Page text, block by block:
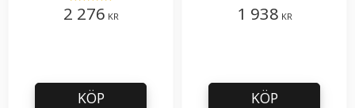
2 276 KR
KÖP
1 938 KR
KÖP